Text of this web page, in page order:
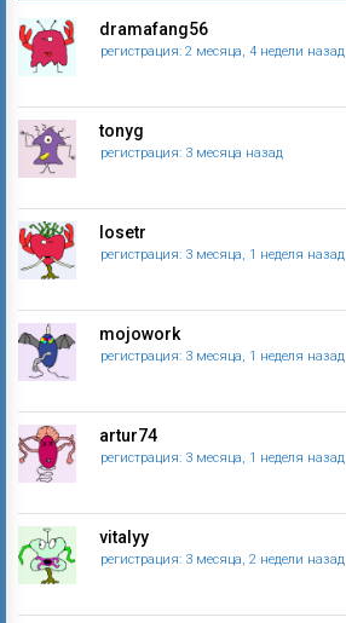
dramafang56
регистрация: 2 месяца, 4 недели назад
tonyg
регистрация: 3 месяца назад
losetr
регистрация: 3 месяца, 1 неделя назад
mojowork
регистрация: 3 месяца, 1 неделя назад
artur74
регистрация: 3 месяца, 1 неделя назад
vitalyy
регистрация: 3 месяца, 2 недели назад